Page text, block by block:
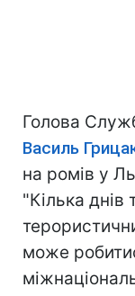
Голова
Василь
на ромів у
"Кілька днів
може